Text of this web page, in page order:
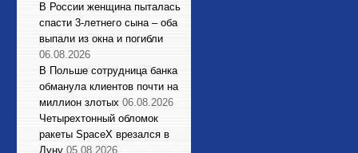
В России женщина пыталась
спасти 3-летнего сына – оба
выпали из окна и погибли
06.08.2026
В Польше сотрудница банка
обманула клиентов почти на
миллион злотых 06.08.2026
Четырехтонный обломок
ракеты SpaceX врезался в
Луну 05.08.2026